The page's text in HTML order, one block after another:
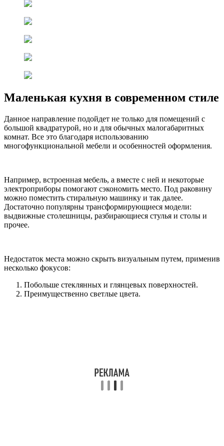
Маленькая кухня в современном стиле
Данное направление подойдет не только для помещений с
большой квадратурой, но и для обычных малогабаритных
комнат. Все это благодаря использованию
многофункциональной мебели и особенностей оформления.
Например, встроенная мебель, а вместе с ней и некоторые
электроприборы помогают сэкономить место. Под раковину
можно поместить стиральную машинку и так далее.
Достаточно популярны трансформирующиеся модели:
выдвижные столешницы, разбирающиеся стулья и столы и
прочее.
Недостаток места можно скрыть визуальным путем, применив
несколько фокусов:
Побольше стеклянных и глянцевых поверхностей.
Преимущественно светлые цвета.